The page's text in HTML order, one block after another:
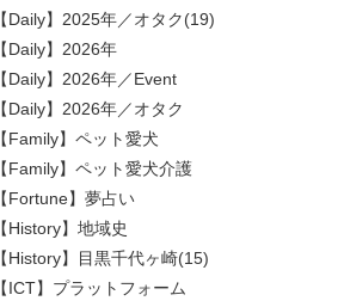
【Daily】2025年／オタク(19)
【Daily】2026年
【Daily】2026年／Event
【Daily】2026年／オタク
【Family】ペット愛犬
【Family】ペット愛犬介護
【Fortune】夢占い
【History】地域史
【History】目黒千代ヶ崎(15)
【ICT】プラットフォーム